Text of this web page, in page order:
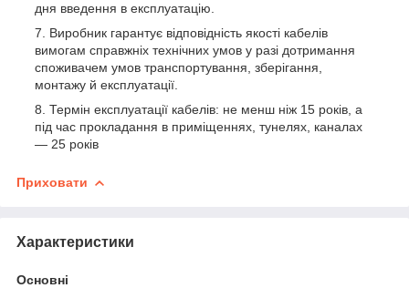
дня введення в експлуатацію.
Виробник гарантує відповідність якості кабелів
вимогам справжніх технічних умов у разі дотримання
споживачем умов транспортування, зберігання,
монтажу й експлуатації.
Термін експлуатації кабелів: не менш ніж 15 років, а
під час прокладання в приміщеннях, тунелях, каналах
— 25 років
Приховати
Характеристики
Основні